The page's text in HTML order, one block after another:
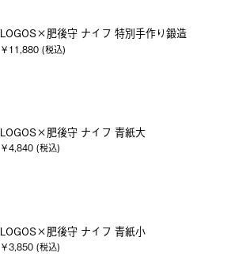
LOGOS×肥後守 ナイフ 特別手作り鍛造
￥11,880 (税込)
LOGOS×肥後守 ナイフ 青紙大
￥4,840 (税込)
LOGOS×肥後守 ナイフ 青紙小
￥3,850 (税込)